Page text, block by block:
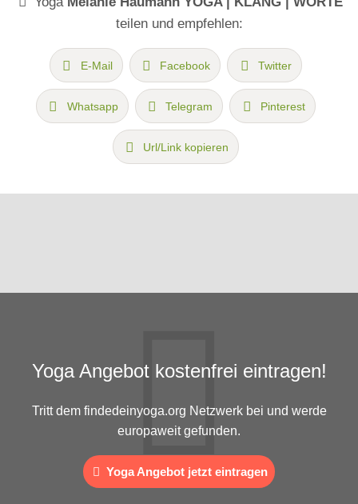
teilen und empfehlen:
E-Mail Facebook Twitter
Whatsapp Telegram Pinterest
Url/Link kopieren
Yoga Angebot kostenfrei eintragen!
Tritt dem findedeinyoga.org Netzwerk bei und werde
europaweit gefunden.
Yoga Angebot jetzt eintragen